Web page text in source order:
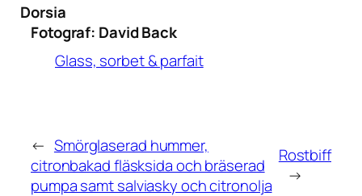
Dorsia
Fotograf: David Back
Glass, sorbet & parfait
← Smörglaserad hummer,
citronbakad fläsksida och bräserad
pumpa samt salviasky och citronolja
Rostbiff
→